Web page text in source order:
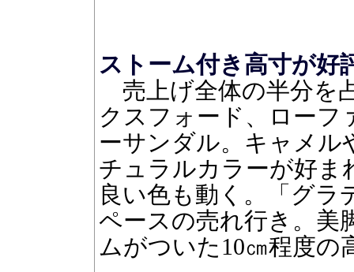
ストーム付き高寸が好
売上げ全体の半分を
クスフォード、ローフ
ーサンダル。キャメル
チュラルカラーが好ま
良い色も動く。「グラ
ペースの売れ行き。美
ムがついた10㎝程度の